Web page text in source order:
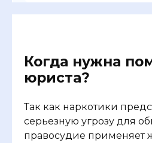
Когда нужна
юриста?
Так как наркотики
серьезную угрозу для
правосудие применяет